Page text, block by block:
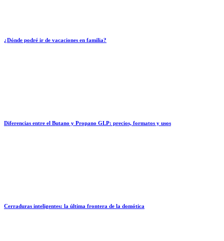
¿Dónde podré ir de vacaciones en familia?
Diferencias entre el Butano y Propano GLP: precios, formatos y usos
Cerraduras inteligentes: la última frontera de la domótica